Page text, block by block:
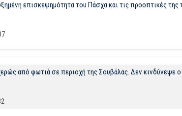
επισκεψημότητα του Πάσχα και τις προοπτικές της
από φωτιά σε περιοχή της Σουβάλας. Δεν κινδύνεψε